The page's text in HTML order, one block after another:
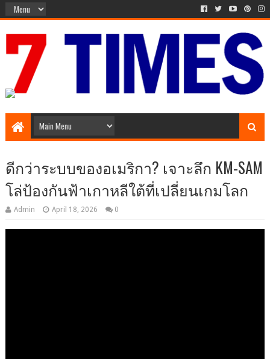
ดีกว่าระบบของอเมริกา? เจาะลึก KM-SAM
โล่ป้องกันฟ้าเกาหลีใต้ที่เปลี่ยนเกมโลก
Admin April 18, 2026 0